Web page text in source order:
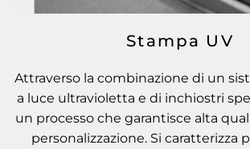
Stampa UV
Attraverso la combinazione di un
a luce ultravioletta e di inchiostri
un processo che garantisce alta
personalizzazione. Si caratterizza